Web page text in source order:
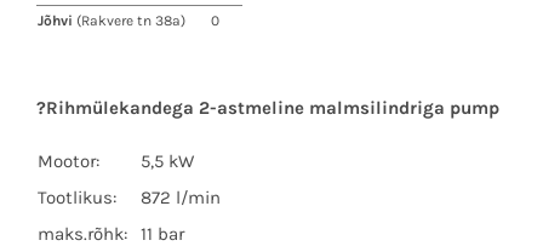
Jõhvi (Rakvere tn 38a) 0
?Rihmülekandega 2-astmeline malmsilindriga pump
Mootor:
5,5 kW
Tootlikus:
872 l/min
maks.rõhk:
11 bar